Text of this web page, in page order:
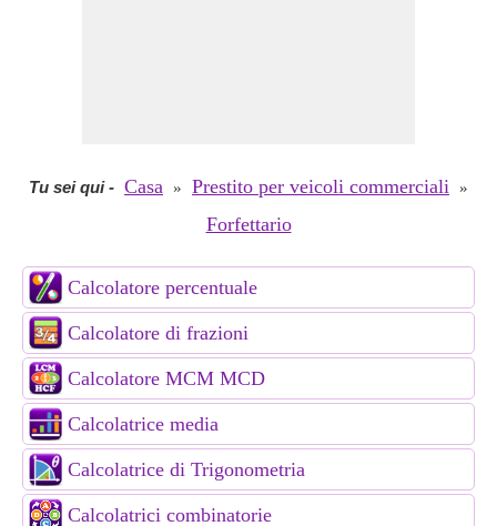
Tu sei qui- Casa » Prestito per veicoli commerciali »
Forfettario
Calcolatore percentuale
Calcolatore di frazioni
Calcolatore MCM MCD
Calcolatrice media
Calcolatrice di Trigonometria
Calcolatrici combinatorie